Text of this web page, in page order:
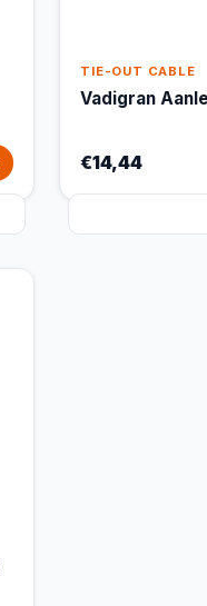
TIE-OUT CABLE
Vadigran
€14,44